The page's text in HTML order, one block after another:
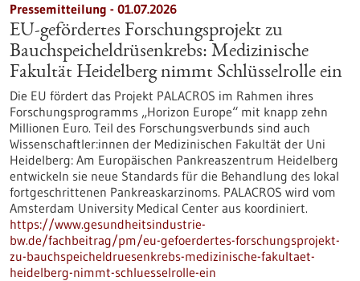
Pressemitteilung - 01.07.2026
EU-gefördertes Forschungsprojekt zu
Bauchspeicheldrüsenkrebs: Medizinische
Fakultät Heidelberg nimmt Schlüsselrolle ein
Die EU fördert das Projekt PALACROS im Rahmen ihres
Forschungsprogramms „Horizon Europe“ mit knapp zehn
Millionen Euro. Teil des Forschungsverbunds sind auch
Wissenschaftler:innen der Medizinischen Fakultät der Uni
Heidelberg: Am Europäischen Pankreaszentrum Heidelberg
entwickeln sie neue Standards für die Behandlung des lokal
fortgeschrittenen Pankreaskarzinoms. PALACROS wird vom
Amsterdam University Medical Center aus koordiniert.
https://www.gesundheitsindustrie-
bw.de/fachbeitrag/pm/eu-gefoerdertes-forschungsprojekt-
zu-bauchspeicheldruesenkrebs-medizinische-fakultaet-
heidelberg-nimmt-schluesselrolle-ein